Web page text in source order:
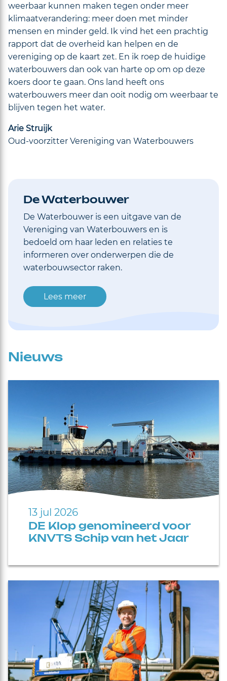
weerbaar kunnen maken tegen onder meer
klimaatverandering: meer doen met minder
mensen en minder geld. Ik vind het een prachtig
rapport dat de overheid kan helpen en de
vereniging op de kaart zet. En ik roep de huidige
waterbouwers dan ook van harte op om op deze
koers door te gaan. Ons land heeft ons
waterbouwers meer dan ooit nodig om weerbaar te
blijven tegen het water.
Arie Struijk
Oud-voorzitter Vereniging van Waterbouwers
De Waterbouwer
De Waterbouwer is een uitgave van de
Vereniging van Waterbouwers en is
bedoeld om haar leden en relaties te
informeren over onderwerpen die de
waterbouwsector raken.
Lees meer
Nieuws
13 jul 2026
DE Klop genomineerd voor
KNVTS Schip van het Jaar